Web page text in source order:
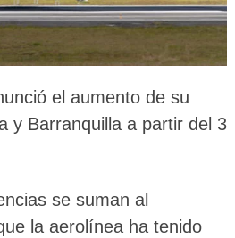
el aumento de su
y Barranquilla a partir del 3
se suman al
la aerolínea ha tenido